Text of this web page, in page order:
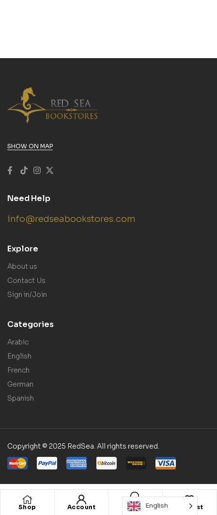
Shop Account Search Wishlist
SHOW ON MAP
Need Help
info@redseabookstores.com
Explore
About us
Contact Us
Sign in/Join
Categories
Arabic
English
French
German
Spanish
Copyright © 2025 RedSea. All rights reserved.
English